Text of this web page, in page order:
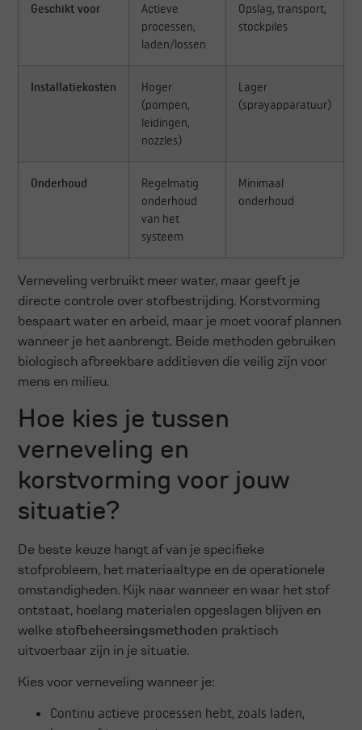
Geschikt voor
Actieve
processen,
laden/lossen
Opslag, transport,
stockpiles
Installatiekosten
Hoger
(pompen,
leidingen,
nozzles)
Lager
(sprayapparatuur)
Onderhoud
Regelmatig
onderhoud
van het
systeem
Minimaal
onderhoud
Verneveling verbruikt meer water, maar geeft je
directe controle over stofbestrijding. Korstvorming
bespaart water en arbeid, maar je moet vooraf plannen
wanneer je het aanbrengt. Beide methoden gebruiken
biologisch afbreekbare additieven die veilig zijn voor
mens en milieu.
Hoe kies je tussen
verneveling en
korstvorming voor jouw
situatie?
De beste keuze hangt af van je specifieke
stofprobleem, het materiaaltype en de operationele
omstandigheden. Kijk naar wanneer en waar het stof
ontstaat, hoelang materialen opgeslagen blijven en
welkestofbeheersingsmethoden praktisch
uitvoerbaar zijn in je situatie.
Kies voor verneveling wanneer je:
Continu actieve processen hebt, zoals laden,